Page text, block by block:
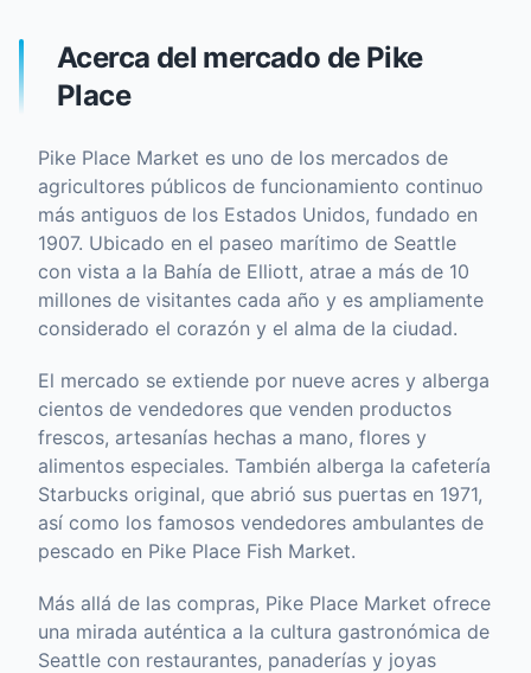
Acerca del mercado de Pike
Place
Pike Place Market es uno de los mercados de
agricultores públicos de funcionamiento continuo
más antiguos de los Estados Unidos, fundado en
1907. Ubicado en el paseo marítimo de Seattle
con vista a la Bahía de Elliott, atrae a más de 10
millones de visitantes cada año y es ampliamente
considerado el corazón y el alma de la ciudad.
El mercado se extiende por nueve acres y alberga
cientos de vendedores que venden productos
frescos, artesanías hechas a mano, flores y
alimentos especiales. También alberga la cafetería
Starbucks original, que abrió sus puertas en 1971,
así como los famosos vendedores ambulantes de
pescado en Pike Place Fish Market.
Más allá de las compras, Pike Place Market ofrece
una mirada auténtica a la cultura gastronómica de
Seattle con restaurantes, panaderías y joyas